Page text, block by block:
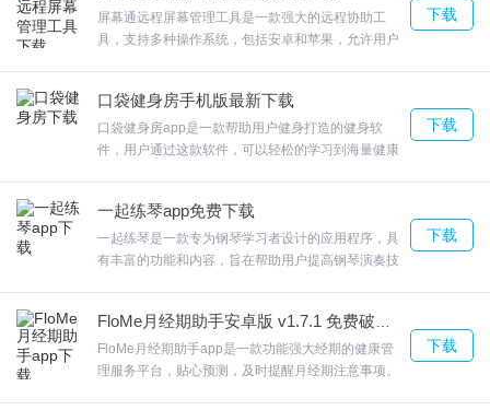
识，欢迎来合众软件园下载体验。
屏幕通远程屏幕管理工具是一款强大的远程协助工
具，支持多种操作系统，包括安卓和苹果，允许用户
远程指导等功能，除了同屏显示，它还支持监听对方
手机的周围环境声音，远程录制屏幕和声音、截屏以
及远程拍照等功能，是一个多功能的工具，可用于远
下载
口袋健身房手机版最新下载
口袋健身房app是一款帮助用户健身打造的健身软
件，用户通过这款软件，可以轻松的学习到海量健康
效。
下载
一起练琴app免费下载
一起练琴是一款专为钢琴学习者设计的应用程序，具
有丰富的功能和内容，旨在帮助用户提高钢琴演奏技
奏。此外，软件还提供了智能陪练系统、节拍器、智
能曲谱、百变音色、调音器和弹奏打分等功能，让用
户能够更加全面地进行练琴。
下载
FloMe月经期助手app是一款功能强大经期的健康管
理服务平台，贴心预测，及时提醒月经期注意事项。
下载